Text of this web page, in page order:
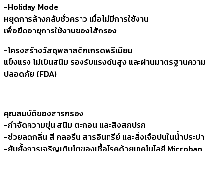
-Holiday Mode
หยุดการล้างกลับชั่วคราว เมื่อไม่มีการใช้งาน
เพื่อยืดอายุการใช้งานของไส้กรอง
-โครงสร้างวัสดุพลาสติกเกรดพรีเมียม
แข็งแรง ไม่เป็นสนิม รองรับแรงดันสูง และผ่านมาตรฐานความ
ปลอดภัย (FDA)
คุณสมบัติของสารกรอง
-กำจัดความขุ่น สนิม ตะกอน และสิ่งสกปรก
-ช่วยลดกลิ่น สี คลอรีน สารอินทรีย์ และสิ่งเจือปนในน้ำประปา
-ยับยั้งการเจริญเติบโตของเชื้อโรคด้วยเทคโนโลยี Microban